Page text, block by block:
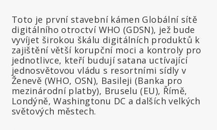
Toto je první stavební kámen Globální sítě
digitálního otroctví WHO (GDSN), jež bude
vyvíjet širokou škálu digitálních produktů k
zajištění větší korupční moci a kontroly pro
jednotlivce, kteří budují satana uctívající
jednosvětovou vládu s resortními sídly v
Ženevě (WHO, OSN), Basileji (Banka pro
mezinárodní platby), Bruselu (EU), Římě,
Londýně, Washingtonu DC a dalších velkých
světových městech.